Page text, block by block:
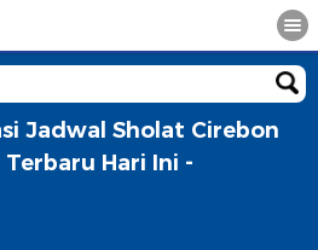
Jadwal Sholat Cirebon
Hari Ini -